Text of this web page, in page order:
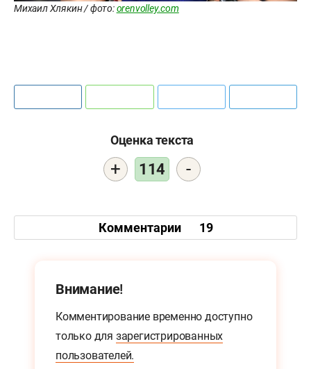
Михаил Хлякин / фото:orenvolley.com
Оценка текста
+ 114 -
Комментарии 19
Внимание!
Комментирование временно доступно
только для зарегистрированных
пользователей.